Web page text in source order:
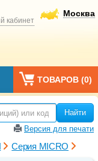
Москва
кабинет
ТОВАРОВ (0)
Найти
Версия для печати
Серия MICRO